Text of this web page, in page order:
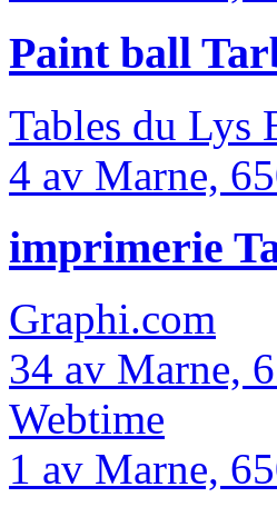
Paint ball
Tables du Lys
4 av Marne,
imprimerie
Graphi.com
34 av Marne,
Webtime
1 av Marne,